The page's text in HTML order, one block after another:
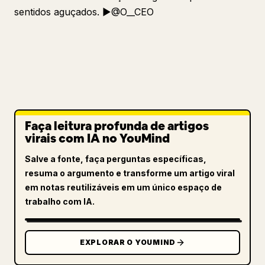
sentidos aguçados. ▶︎@O__CEO
Faça leitura profunda de artigos
virais com IA no YouMind
Salve a fonte, faça perguntas específicas,
resuma o argumento e transforme um artigo viral
em notas reutilizáveis em um único espaço de
trabalho com IA.
EXPLORAR O YOUMIND